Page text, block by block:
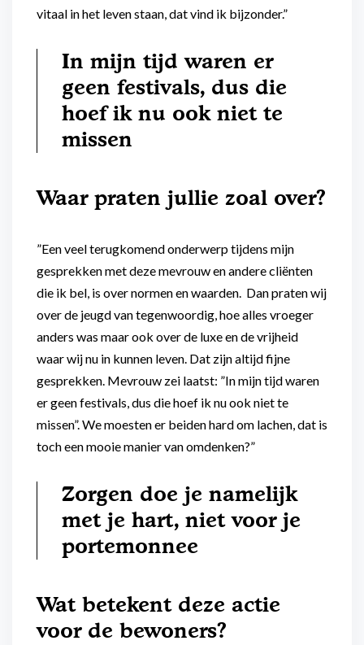
vitaal in het leven staan, dat vind ik bijzonder.”
In mijn tijd waren er
geen festivals, dus die
hoef ik nu ook niet te
missen
Waar praten jullie zoal over?
”Een veel terugkomend onderwerp tijdens mijn
gesprekken met deze mevrouw en andere cliënten
die ik bel, is over normen en waarden. Dan praten wij
over de jeugd van tegenwoordig, hoe alles vroeger
anders was maar ook over de luxe en de vrijheid
waar wij nu in kunnen leven. Dat zijn altijd fijne
gesprekken. Mevrouw zei laatst: ”In mijn tijd waren
er geen festivals, dus die hoef ik nu ook niet te
missen”. We moesten er beiden hard om lachen, dat is
toch een mooie manier van omdenken?”
Zorgen doe je namelijk
met je hart, niet voor je
portemonnee
Wat betekent deze actie
voor de bewoners?